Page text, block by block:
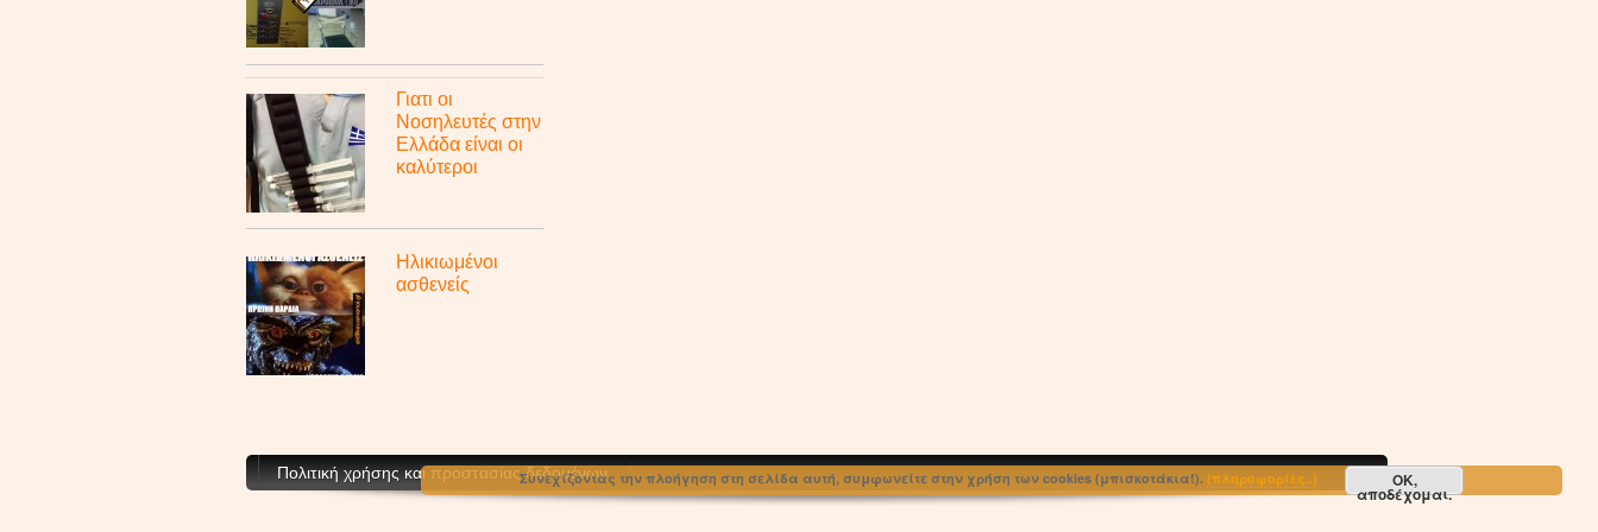
Γιατι οι
Νοσηλευτές στην
Ελλάδα είναι οι
καλύτεροι
Ηλικιωμένοι
ασθενείς
Πολιτική χρήσης και προστασίας δεδομένωνΣυνεχίζοντας την πλοήγηση στη σελίδα αυτή, συμφωνείτε στην χρήση των cookies (μπισκοτάκια!). (πληροφορίες..) ΟΚ,
αποδέχομαι.